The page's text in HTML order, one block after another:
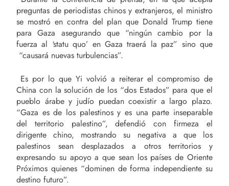
preguntas de periodistas chinos y extranjeros, el ministro
se mostró en contra del plan que Donald Trump tiene
para Gaza asegurando que “ningún cambio por la
fuerza al ‘statu quo’ en Gaza traerá la paz” sino que
“causará nuevas turbulencias”.
Es por lo que Yi volvió a reiterar el compromiso de
China con la solución de los “dos Estados” para que el
pueblo árabe y judío puedan coexistir a largo plazo.
“Gaza es de los palestinos y es una parte inseparable
del territorio palestino”, defendió con firmeza el
dirigente chino, mostrando su negativa a que los
palestinos sean desplazados a otros territorios y
expresando su apoyo a que sean los países de Oriente
Próximos quienes “dominen de forma independiente su
destino futuro”.